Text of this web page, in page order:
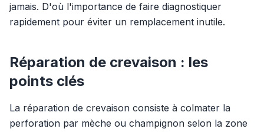
jamais. D'où l'importance de faire diagnostiquer
rapidement pour éviter un remplacement inutile.
Réparation de crevaison : les
points clés
La réparation de crevaison consiste à colmater la
perforation par mèche ou champignon selon la zone